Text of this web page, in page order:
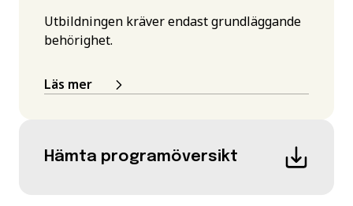
Utbildningen kräver endast grundläggande
behörighet.
Läs mer
Hämta programöversikt